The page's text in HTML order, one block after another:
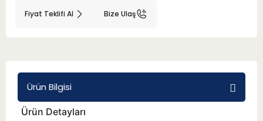
Fiyat Teklifi Al Bize Ulaş
Ürün Bilgisi
Ürün Detayları